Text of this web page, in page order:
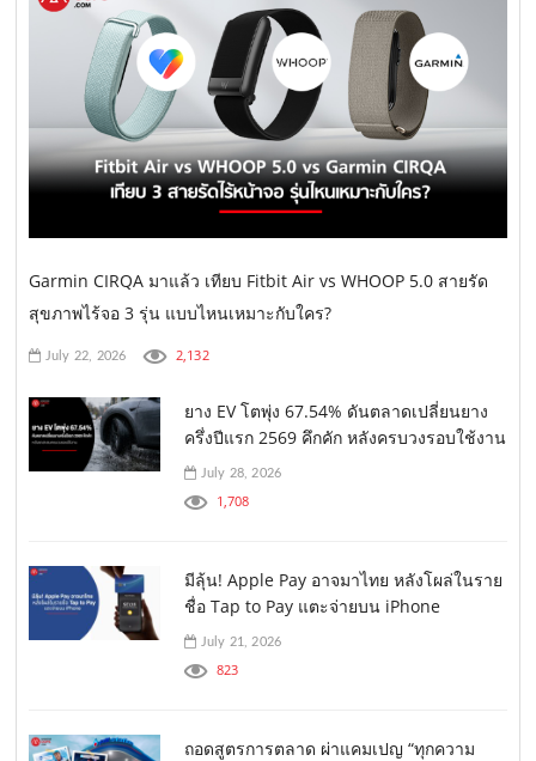
Garmin CIRQA มาแล้ว เทียบ Fitbit Air vs WHOOP 5.0 สายรัด
สุขภาพไร้จอ 3 รุ่น แบบไหนเหมาะกับใคร?
July 22, 2026 2,132
ยาง EV โตพุ่ง 67.54% ดันตลาดเปลี่ยนยาง
ครึ่งปีแรก 2569 คึกคัก หลังครบวงรอบใช้งาน
July 28, 2026
1,708
มีลุ้น! Apple Pay อาจมาไทย หลังโผล่ในราย
ชื่อ Tap to Pay แตะจ่ายบน iPhone
July 21, 2026
823
ถอดสูตรการตลาด ผ่าแคมเปญ “ทุกความ